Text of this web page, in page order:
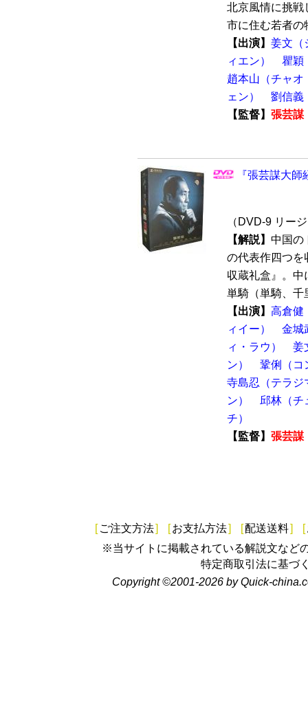
北京風情に挑戦
市に住む若者の
【出演】 姜文（
ィエン）
瞿穎
趙本山（チャオ
ェン）
劉信義
【監督】 張芸謀
『張芸謀大
（DVD-9 リー
【解説】 中国の
の代表作四つを
収蔵礼盒』。中
単騎（単騎、千
【出演】 高倉健
ィイー）
金城
ィ・ラウ）
姜
ン）
鞏俐（コ
寺島忍（テラジ
ン）
邱林（チ
チ）
【監督】 張芸謀
[ ご注文方法] [お支払方法] [配送送料] [
※当サイトに掲載されている解説文など
特定商取引法に基づ
Copyright ©2001-2026 by Quick-